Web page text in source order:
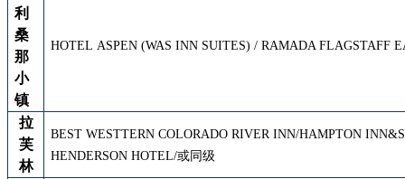
利
桑
那
小
镇
HOTEL ASPEN (WAS INN SUITES)/ RAMADA FLAGSTAFF
拉
芙
林
BEST WESTTERN COLORADO RIVER INN/HAMPTON
HENDERSON HOTEL/或同级